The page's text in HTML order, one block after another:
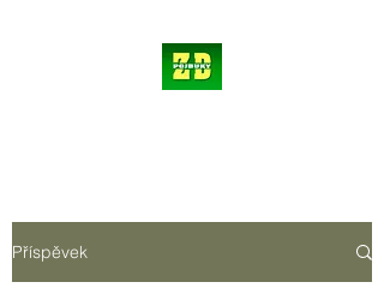
Příspěvek